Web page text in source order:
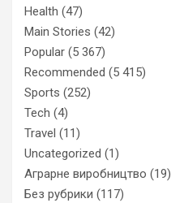
Health (47)
Main Stories (42)
Popular (5 367)
Recommended (5 415)
Sports (252)
Tech (4)
Travel (11)
Uncategorized (1)
Аграрне виробництво (19)
Без рубрики (117)